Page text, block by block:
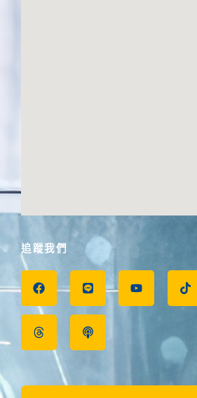
追蹤我們
F
a
c
e
b
o
o
L
i
e
Y
o
t
T
i
k
t
T
h
r
e
a
d
s
P
o
c
a
s
t